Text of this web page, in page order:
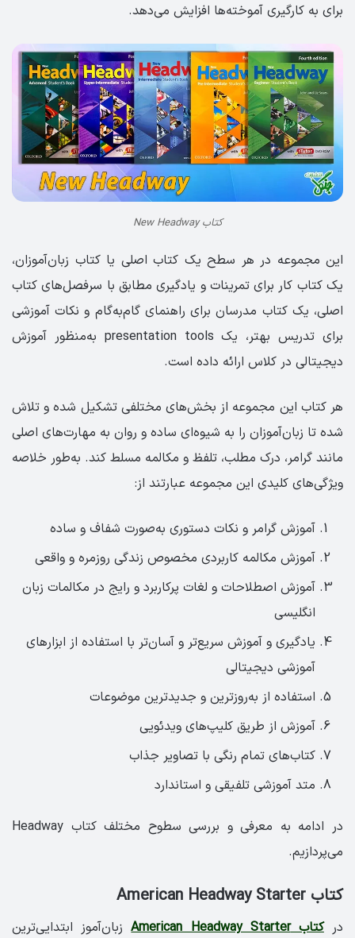
برای به کارگیری آموخته‌ها افزایش می‌دهد.
کتاب New Headway
این مجموعه در هر سطح یک کتاب اصلی یا کتاب زبان‌آموزان،
یک کتاب کار برای تمرینات و یادگیری مطابق با سرفصل‌های کتاب
اصلی، یک کتاب مدرسان برای راهنمای گام‌به‌گام و نکات آموزشی
برای تدریس بهتر، یک presentation tools به‌منظور آموزش
دیجیتالی در کلاس ارائه داده است.
هر کتاب این مجموعه از بخش‌های مختلفی تشکیل شده و تلاش
شده تا زبان‌آموزان را به شیوه‌ای ساده و روان به مهارت‌های اصلی
مانند گرامر، درک مطلب، تلفظ و مکالمه مسلط کند. به‌طور خلاصه
ویژگی‌های کلیدی این مجموعه عبارتند از:
آموزش گرامر و نکات دستوری به‌صورت شفاف و ساده
آموزش مکالمه کاربردی مخصوص زندگی روزمره و واقعی
آموزش اصطلاحات و لغات پرکاربرد و رایج در مکالمات زبان
انگلیسی
یادگیری و آموزش سریع‌تر و آسان‌تر با استفاده از ابزارهای
آموزشی دیجیتالی
استفاده از به‌روزترین و جدیدترین موضوعات
آموزش از طریق کلیپ‌های ویدئویی
کتاب‌های تمام رنگی با تصاویر جذاب
متد آموزشی تلفیقی و استاندارد
در ادامه به معرفی و بررسی سطوح مختلف کتاب Headway
می‌پردازیم.
کتاب American Headway Starter
درکتاب American Headway Starter
زبان‌آموز ابتدایی‌ترین